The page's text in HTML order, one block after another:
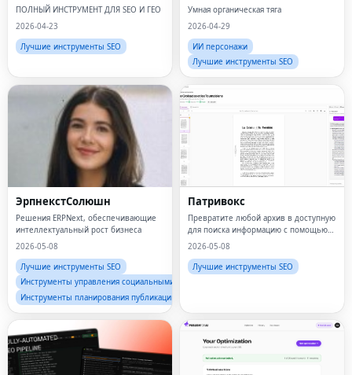
ПОЛНЫЙ ИНСТРУМЕНТ ДЛЯ SEO И ГЕО
2026-04-23
Лучшие инструменты SEO
Умная органическая тяга
2026-04-29
ИИ персонажи
Лучшие инструменты SEO
ЭрпнекстСолюшн
Решения ERPNext, обеспечивающие
интеллектуальный рост бизнеса
2026-05-08
Лучшие инструменты SEO
Инструменты управления социальными сетями
Инструменты планирования публикаций в социальных сетях
Патривокс
Превратите любой архив в доступную
для поиска информацию с помощью
ИИ
2026-05-08
Лучшие инструменты SEO